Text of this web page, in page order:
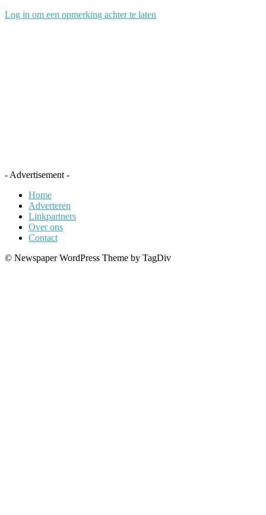
Log in om een opmerking achter te laten
- Advertisement -
Home
Adverteren
Linkpartners
Over ons
Contact
© Newspaper WordPress Theme by TagDiv